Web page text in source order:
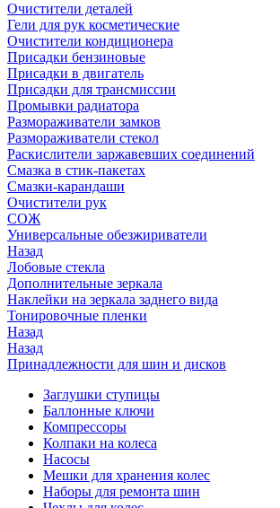
Очистители деталей
Гели для рук косметические
Очистители кондиционера
Присадки бензиновые
Присадки в двигатель
Присадки для трансмиссии
Промывки радиатора
Размораживатели замков
Размораживатели стекол
Раскислители заржавевших соединений
Смазка в стик-пакетах
Смазки-карандаши
Очистители рук
СОЖ
Универсальные обезжириватели
Назад
Лобовые стекла
Дополнительные зеркала
Наклейки на зеркала заднего вида
Тонировочные пленки
Назад
Назад
Принадлежности для шин и дисков
Заглушки ступицы
Баллонные ключи
Компрессоры
Колпаки на колеса
Насосы
Мешки для хранения колес
Наборы для ремонта шин